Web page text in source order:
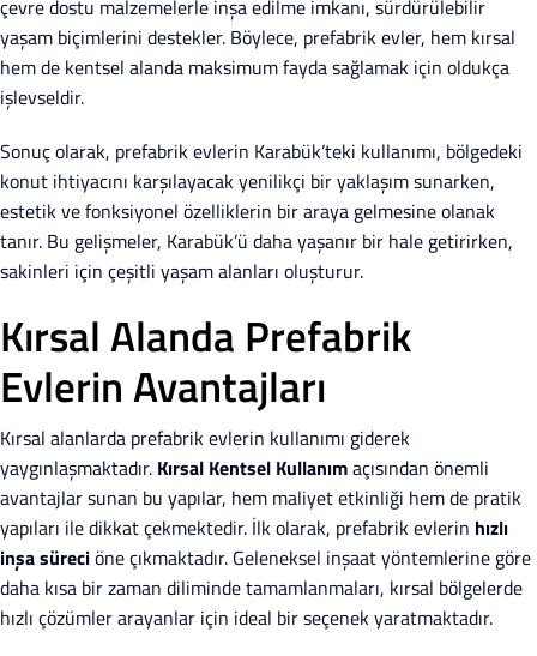
çevre dostu malzemelerle inşa edilme imkanı, sürdürülebilir
yaşam biçimlerini destekler. Böylece, prefabrik evler, hem kırsal
hem de kentsel alanda maksimum fayda sağlamak için oldukça
işlevseldir.
Sonuç olarak, prefabrik evlerin Karabük’teki kullanımı, bölgedeki
konut ihtiyacını karşılayacak yenilikçi bir yaklaşım sunarken,
estetik ve fonksiyonel özelliklerin bir araya gelmesine olanak
tanır. Bu gelişmeler, Karabük’ü daha yaşanır bir hale getirirken,
sakinleri için çeşitli yaşam alanları oluşturur.
Kırsal Alanda Prefabrik
Evlerin Avantajları
Kırsal alanlarda prefabrik evlerin kullanımı giderek
yaygınlaşmaktadır. Kırsal Kentsel Kullanımaçısından önemli
avantajlar sunan bu yapılar, hem maliyet etkinliği hem de pratik
yapıları ile dikkat çekmektedir. İlk olarak, prefabrik evlerin hızlı
inşa süreciöne çıkmaktadır. Geleneksel inşaat yöntemlerine göre
daha kısa bir zaman diliminde tamamlanmaları, kırsal bölgelerde
hızlı çözümler arayanlar için ideal bir seçenek yaratmaktadır.